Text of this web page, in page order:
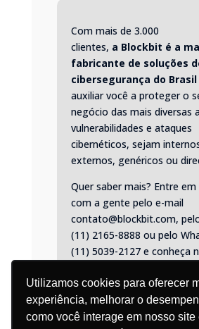
Utilizamos cookies para oferecer
experiência, melhorar o
como você interage em nosso site
Com mais de 3.000
clientes, a Blockbit é a
fabricante de soluções
cibersegurança do Brasil
auxiliar você a proteger o
negócio das mais diversas
vulnerabilidades e ataques
cibernéticos, sejam
externos, genéricos ou
Quer saber mais? Entre
com a gente pelo e-mail
contato@blockbit.com,
(11) 2165-8888 ou pelo
(11) 5039-2127e conheça